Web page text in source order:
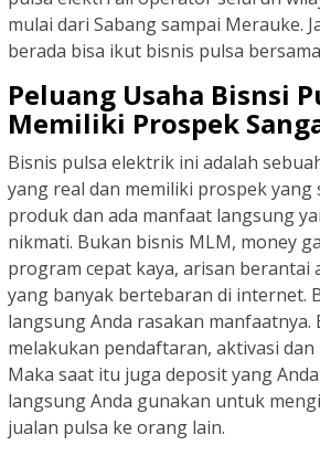
mulai dari Sabang sampai Merauke.
berada bisa ikut bisnis pulsa
Peluang Usaha Bisnsi
Memiliki Prospek
Bisnis pulsa elektrik ini adalah
yang real dan memiliki prospek yang
produk dan ada manfaat langsung
nikmati. Bukan bisnis MLM, money
program cepat kaya, arisan berantai
yang banyak bertebaran di internet.
langsung Anda rasakan manfaatnya.
melakukan pendaftaran, aktivasi dan
Maka saat itu juga deposit yang
langsung Anda gunakan untuk
jualan pulsa ke orang lain.